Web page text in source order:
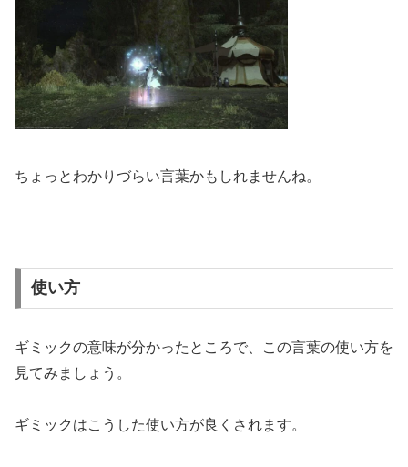
ちょっとわかりづらい言葉かもしれませんね。
使い方
ギミックの意味が分かったところで、この言葉の使い方を
見てみましょう。
ギミックはこうした使い方が良くされます。